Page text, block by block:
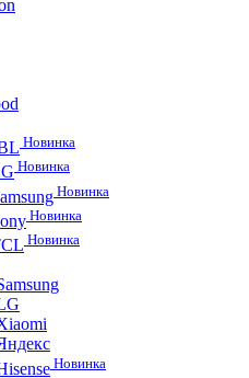
Новинка
Новинка
Новинка
Новинка
Новинка
Новинка